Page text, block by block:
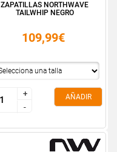
ZAPATILLAS NORTHWAVE
TAILWHIP NEGRO
109,99€
+
-
+
-
AÑADIR